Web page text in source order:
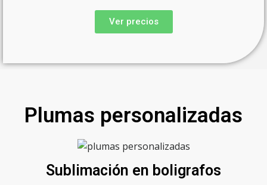
Ver precios
Plumas personalizadas
Sublimación en boligrafos